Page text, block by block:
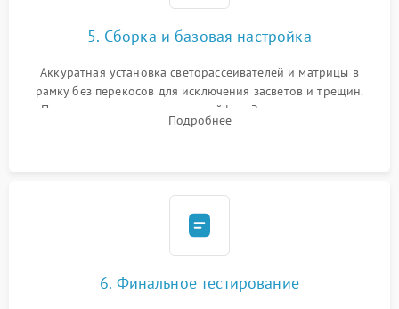
5. Сборка и базовая настройка
Аккуратная установка светорассеивателей и матрицы в
рамку без перекосов для исключения засветов и трещин.
Подключение внутренних шлейфов. Закрытие корпуса.
Сброс настроек и обновление программного обеспечения.
Подробнее
6. Финальное тестирование